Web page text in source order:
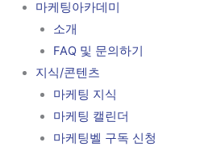
마케팅아카데미
소개
FAQ 및 문의하기
지식/콘텐츠
마케팅 지식
마케팅 캘린더
마케팅벨 구독 신청